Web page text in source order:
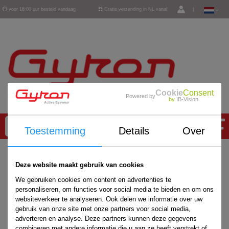
voor 16:00 uur besteld vandaag Gratis verzending in NL vanaf
Powered byCookieConsent
by IB-Vision
Toestemming Details Over
Deze website maakt gebruik van cookies
We gebruiken cookies om content en advertenties te
personaliseren, om functies voor social media te bieden en om ons
websiteverkeer te analyseren. Ook delen we informatie over uw
gebruik van onze site met onze partners voor social media,
adverteren en analyse. Deze partners kunnen deze gegevens